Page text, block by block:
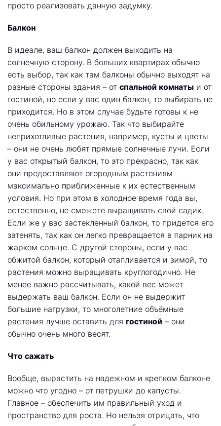
просто реализовать данную задумку.
Балкон
В идеале, ваш балкон должен выходить на
солнечную сторону. В больших квартирах обычно
есть выбор, так как там балконы обычно выходят на
разные стороны здания – от спальной комнаты и от
гостиной, но если у вас один балкон, то выбирать не
приходится. Но в этом случае будьте готовы к не
очень обильному урожаю. Так что выбирайте
неприхотливые растения, например, кусты и цветы
– они не очень любят прямые солнечные лучи. Если
у вас открытый балкон, то это прекрасно, так как
они предоставляют огородным растениям
максимально приближенные к их естественным
условия. Но при этом в холодное время года вы,
естественно, не сможете выращивать свой садик.
Если же у вас застекленный балкон, то придется его
затенять, так как он легко превращается в парник на
жарком солнце. С другой стороны, если у вас
обжитой балкон, который отапливается и зимой, то
растения можно выращивать круглогодично. Не
менее важно рассчитывать, какой вес может
выдержать ваш балкон. Если он не выдержит
большие нагрузки, то многолетние объёмные
растения лучше оставить для гостиной – они
обычно очень много весят.
Что сажать
Вообще, вырастить на надежном и крепком балконе
можно что угодно – от петрушки до капусты.
Главное – обеспечить им правильный уход и
пространство для роста. Но нельзя отрицать, что